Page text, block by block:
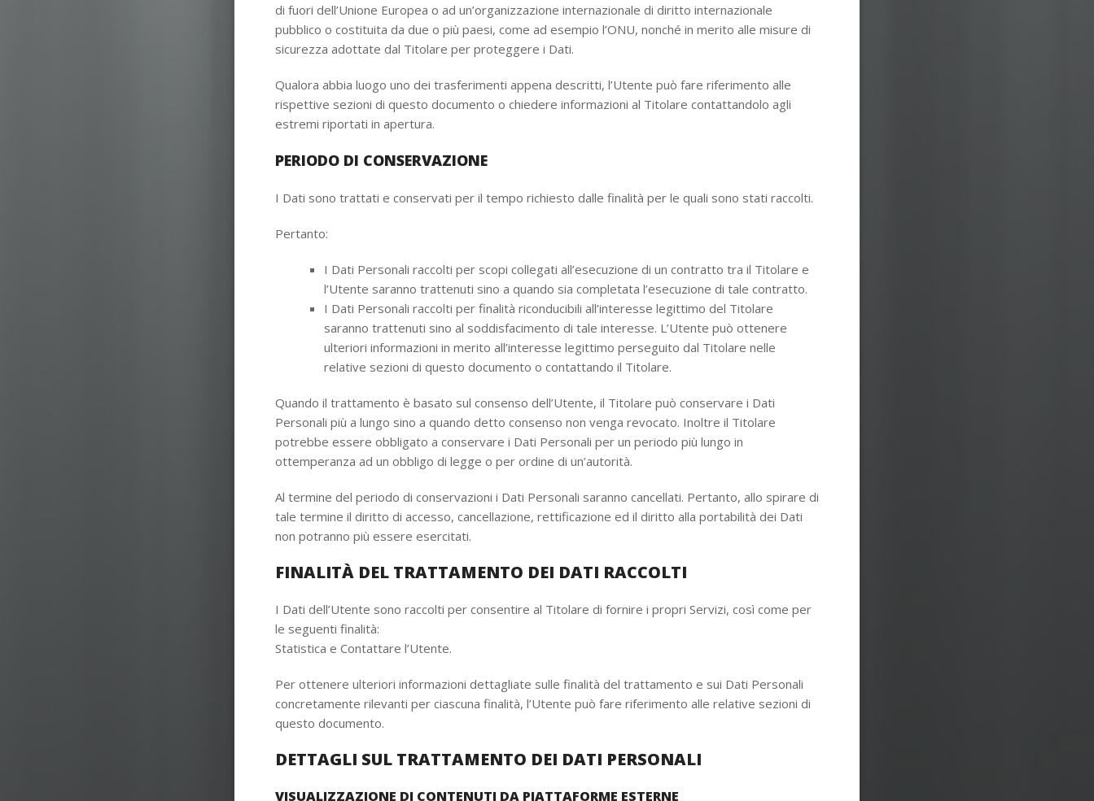
di fuori dell’Unione Europea o ad un’organizzazione internazionale di diritto internazionale
pubblico o costituita da due o più paesi, come ad esempio l’ONU, nonché in merito alle misure di
sicurezza adottate dal Titolare per proteggere i Dati.
Qualora abbia luogo uno dei trasferimenti appena descritti, l’Utente può fare riferimento alle
rispettive sezioni di questo documento o chiedere informazioni al Titolare contattandolo agli
estremi riportati in apertura.
PERIODO DI CONSERVAZIONE
I Dati sono trattati e conservati per il tempo richiesto dalle finalità per le quali sono stati raccolti.
Pertanto:
I Dati Personali raccolti per scopi collegati all’esecuzione di un contratto tra il Titolare e
l’Utente saranno trattenuti sino a quando sia completata l’esecuzione di tale contratto.
I Dati Personali raccolti per finalità riconducibili all’interesse legittimo del Titolare
saranno trattenuti sino al soddisfacimento di tale interesse. L’Utente può ottenere
ulteriori informazioni in merito all’interesse legittimo perseguito dal Titolare nelle
relative sezioni di questo documento o contattando il Titolare.
Quando il trattamento è basato sul consenso dell’Utente, il Titolare può conservare i Dati
Personali più a lungo sino a quando detto consenso non venga revocato. Inoltre il Titolare
potrebbe essere obbligato a conservare i Dati Personali per un periodo più lungo in
ottemperanza ad un obbligo di legge o per ordine di un’autorità.
Al termine del periodo di conservazioni i Dati Personali saranno cancellati. Pertanto, allo spirare di
tale termine il diritto di accesso, cancellazione, rettificazione ed il diritto alla portabilità dei Dati
non potranno più essere esercitati.
FINALITÀ DEL TRATTAMENTO DEI DATI RACCOLTI
I Dati dell’Utente sono raccolti per consentire al Titolare di fornire i propri Servizi, così come per
le seguenti finalità:
Statistica e Contattare l’Utente.
Per ottenere ulteriori informazioni dettagliate sulle finalità del trattamento e sui Dati Personali
concretamente rilevanti per ciascuna finalità, l’Utente può fare riferimento alle relative sezioni di
questo documento.
DETTAGLI SUL TRATTAMENTO DEI DATI PERSONALI
VISUALIZZAZIONE DI CONTENUTI DA PIATTAFORME ESTERNE